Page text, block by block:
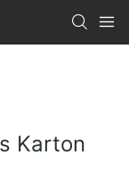
Karton